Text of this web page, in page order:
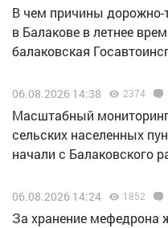
В чем причины дорожно-
в Балакове в летнее
балаковская
06.08.2026 14:38 2374
Масштабный
сельских населенных
начали с Балаковского
06.08.2026 14:24 1852
За хранение мефедрона